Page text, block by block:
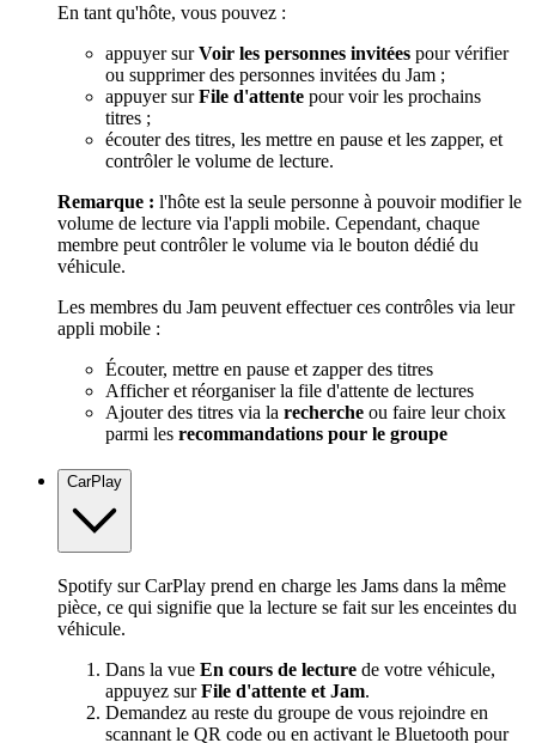
En tant qu'hôte, vous pouvez :
appuyer surVoir les personnes invitées pour vérifier
ou supprimer des personnes invitées du Jam ;
appuyer surFile d'attente pour voir les prochains
titres ;
écouter des titres, les mettre en pause et les zapper, et
contrôler le volume de lecture.
Remarque : l'hôte est la seule personne à pouvoir modifier le
volume de lecture via l'appli mobile. Cependant, chaque
membre peut contrôler le volume via le bouton dédié du
véhicule.
Les membres du Jam peuvent effectuer ces contrôles via leur
appli mobile :
Écouter, mettre en pause et zapper des titres
Afficher et réorganiser la file d'attente de lectures
Ajouter des titres via la recherche ou faire leur choix
parmi les recommandations pour le groupe
CarPlay
Spotify sur CarPlay prend en charge les Jams dans la même
pièce, ce qui signifie que la lecture se fait sur les enceintes du
véhicule.
Dans la vue En cours de lecture de votre véhicule,
appuyez surFile d'attente et Jam.
Demandez au reste du groupe de vous rejoindre en
scannant le QR code ou en activant le Bluetooth pour